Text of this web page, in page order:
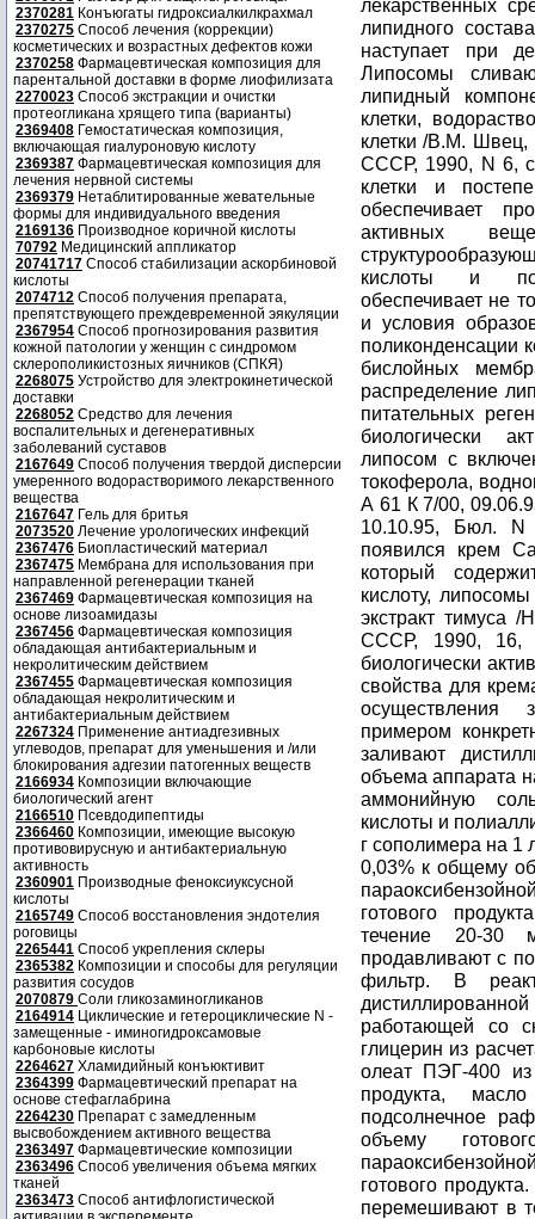
2370281 Конъюгаты гидроксиалкилкрахмал
2370275 Способ лечения (коррекции)
косметических и возрастных дефектов кожи
2370258 Фармацевтическая композиция для
парентальной доставки в форме лиофилизата
2270023 Способ экстракции и очистки
протеогликана хрящего типа (варианты)
2369408 Гемостатическая композиция,
включающая гиалуроновую кислоту
2369387 Фармацевтическая композиция для
лечения нервной системы
2369379 Нетаблитированные жевательные
формы для индивидуального введения
2169136 Производное коричной кислоты
70792 Медицинский аппликатор
20741717 Способ стабилизации аскорбиновой
кислоты
2074712 Способ получения препарата,
препятствующего преждевременной эякуляции
2367954 Способ прогнозирования развития
кожной патологии у женщин с синдромом
склерополикистозных яичников (СПКЯ)
2268075 Устройство для электрокинетической
доставки
2268052 Средство для лечения
воспалительных и дегенеративных
заболеваний суставов
2167649 Способ получения твердой дисперсии
умеренного водорастворимого лекарственного
вещества
2167647 Гель для бритья
2073520 Лечение урологических инфекций
2367476 Биопластический материал
2367475 Мембрана для использования при
направленной регенерации тканей
2367469 Фармацевтическая композиция на
основе лизоамидазы
2367456 Фармацевтическая композиция
обладающая антибактериальным и
некролитическим действием
2367455 Фармацевтическая композиция
обладающая некролитическим и
антибактериальным действием
2267324 Применение антиадгезивных
углеводов, препарат для уменьшения и /или
блокирования адгезии патогенных веществ
2166934 Композиции включающие
биологический агент
2166510 Псевдодипептиды
2366460 Композиции, имеющие высокую
противовирусную и антибактериальную
активность
2360901 Производные феноксиуксусной
кислоты
2165749 Способ восстановления эндотелия
роговицы
2265441 Способ укрепления склеры
2365382 Композиции и способы для регуляции
развития сосудов
2070879 Соли гликозаминогликанов
2164914 Циклические и гетероциклические N -
замещенные - иминогидроксамовые
карбоновые кислоты
2264627 Хламидийный конъюктивит
2364399 Фармацевтический препарат на
основе стефаглабрина
2264230 Препарат с замедленным
высвобождением активного вещества
2363497 Фармацевтические композиции
2363496 Способ увеличения объема мягких
тканей
2363473 Способ антифлогистической
лекарственных
липидного
наступает при
Липосомы
липидный
клетки,
клетки /В.М. Швец,
СССР, 1990, N 6,
клетки и
обеспечивает
активных
кислоты и
обеспечивает не
и условия
поликонденсации
бислойных
распределение
питательных
биологически
липосом с
токоферола,
А 61 К 7/00,
10.10.95, Бюл. N
появился крем
который
кислоту,
экстракт тимуса
СССР, 1990, 16,
биологически
свойства для
осуществления
примером
заливают
объема аппарата
аммонийную
кислоты и
г сополимера на 1
0,03% к общему
готового
течение 20-30
продавливают с
фильтр. В
работающей со
глицерин из
олеат ПЭГ-400
продукта,
подсолнечное
объему
готового
перемешивают в